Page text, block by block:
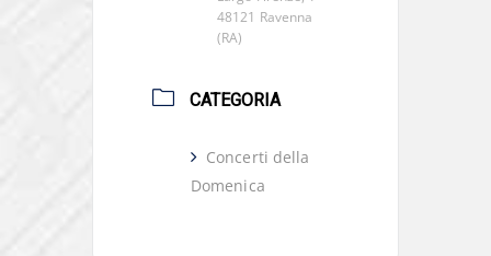
48121 Ravenna
(RA)
CATEGORIA
Concerti della
Domenica